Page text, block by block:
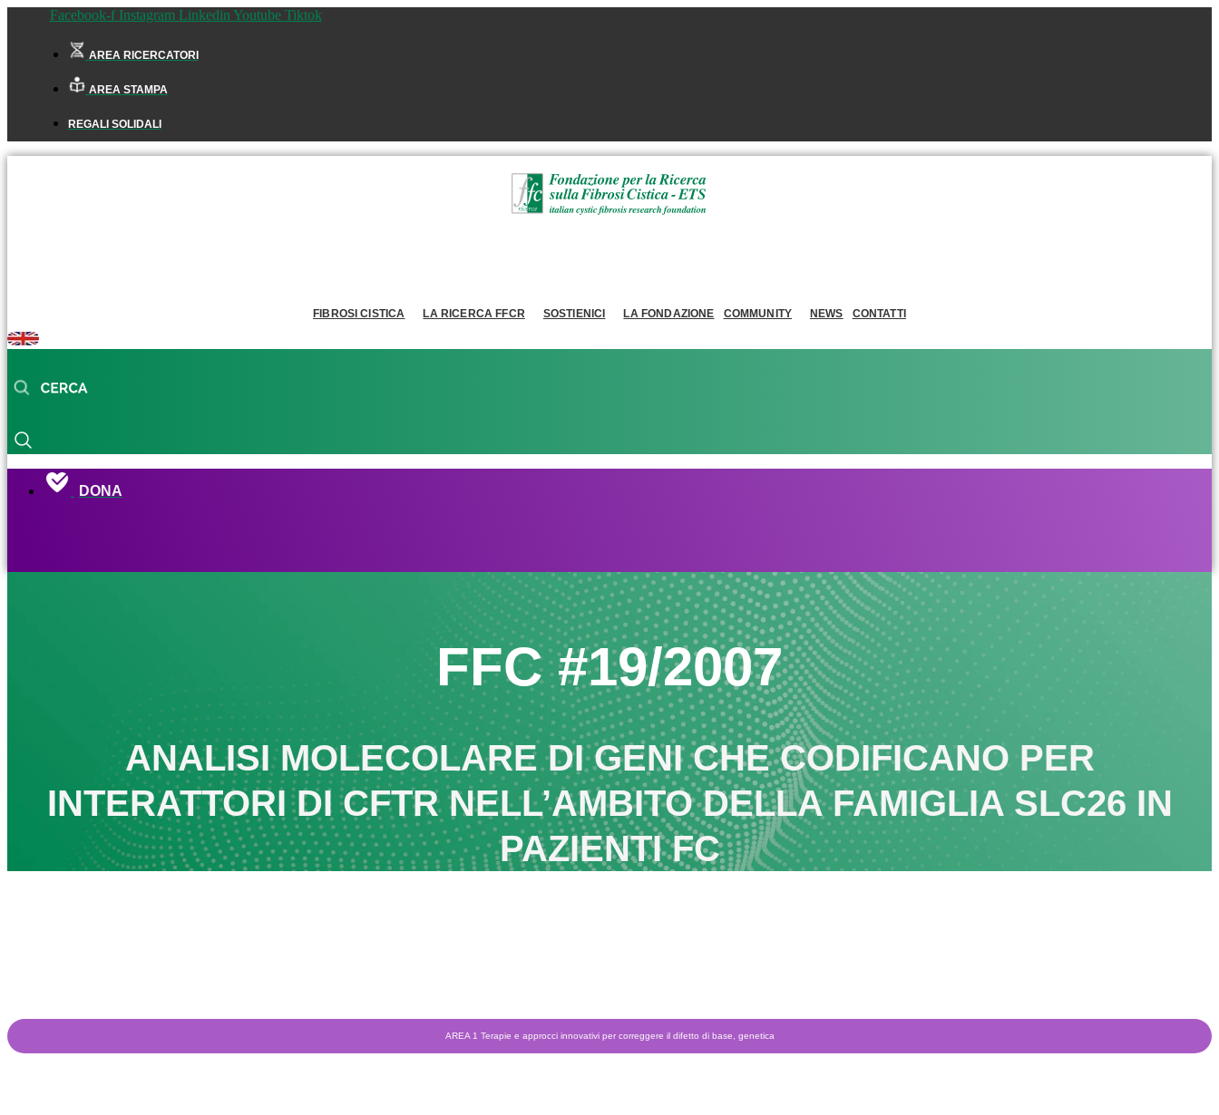
Facebook-f Instagram Linkedin Youtube Tiktok
AREA RICERCATORI
AREA STAMPA
REGALI SOLIDALI
FIBROSI CISTICA LA RICERCA FFCR SOSTIENICI LA FONDAZIONE COMMUNITY NEWS CONTATTI
DONA
FFC #19/2007
ANALISI MOLECOLARE DI GENI CHE CODIFICANO PER
INTERATTORI DI CFTR NELL’AMBITO DELLA FAMIGLIA SLC26 IN
PAZIENTI FC
AREA 1 Terapie e approcci innovativi per correggere il difetto di base, genetica